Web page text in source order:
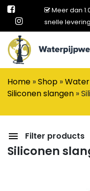
Meer dan
snelle levering
Main
Home »Shop »
Siliconen slangen »
Filter products
Siliconen